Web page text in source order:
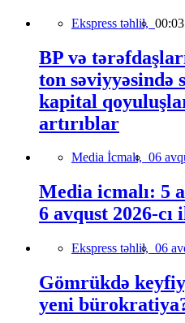
Ekspress təhlil, 00:03
BP və
ton səviyyəsində
kapital
artırıblar
Media İcmalı, 06
Media icmalı: 5
6 avqust 2026-cı
Ekspress təhlil, 06
Gömrükdə
yeni